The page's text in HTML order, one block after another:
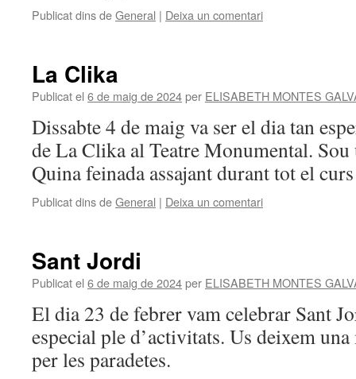
Publicat dins deGeneral | Deixa un comentari
La Clika
Publicat el 6 de maig de 2024per ELISABETH MONTES
Dissabte 4 de maig va ser el dia tan
de La Clika al Teatre Monumental.
Quina feinada assajant durant tot el
Publicat dins deGeneral | Deixa un comentari
Sant Jordi
Publicat el 6 de maig de 2024per ELISABETH MONTES
El dia 23 de febrer vam celebrar Sant
especial ple d’activitats. Us deixem
per les paradetes.